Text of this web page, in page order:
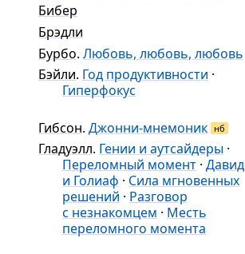
Бибер
Брэдли
Бурбо. Любовь, любовь, любовь
Бэйли. Год продуктивности ·
Гиперфокус
Гибсон. Джонни-мнемоник нб
Гладуэлл. Гении и аутсайдеры ·
Переломный момент · Давид
и Голиаф · Сила мгновенных
решений · Разговор
с незнакомцем · Месть
переломного момента